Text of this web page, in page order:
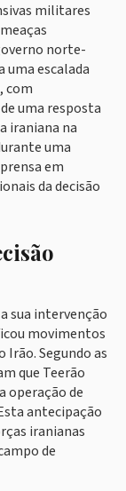
militares
norte-
uma escalada
com
uma resposta
iraniana na
uma
em
da decisão
sua intervenção
movimentos
Segundo as
que Teerão
operação de
antecipação
iranianas
de